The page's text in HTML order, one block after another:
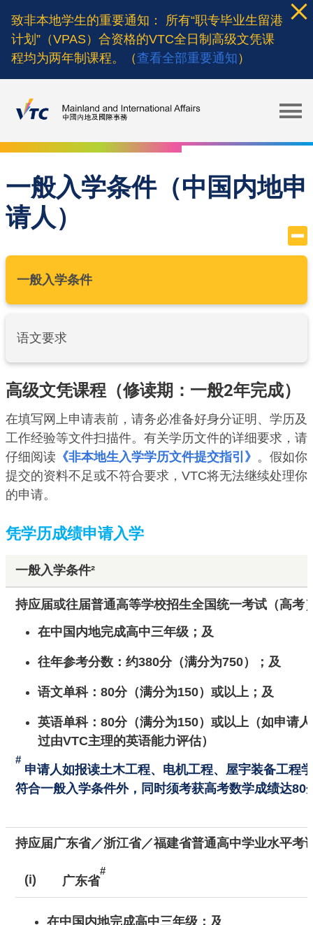
main
content
致非本地学生的重要通知： 所有“职专毕业生留港
计划”（VPAS）合资格的VTC全日制高级文凭课
程均为两年制课程。（ 查看全部重要通知 ）
一般入学条件（中国内地申
请人）
一般入学条件
语文要求
高级文凭课程（修读期：一般2年完成）
在填写网上申请表前，请务必准备好身分证明、学历及
工作经验等文件扫描件。有关学历文件的详细要求，请
仔细阅读 《非本地生入学学历文件提交指引》 。假如你
提交的资料不足或不符合要求，VTC将无法继续处理你
的申请。
凭学历成绩申请入学
一般入学条件²
持应届或往届普通高等学校招生全国统一考试（高考
在中国内地完成高中三年级；及
往年参考分数：约380分（满分为750）；及
语文单科：80分（满分为150）或以上；及
英语单科：80分（满分为150）或以上（如申请
过由VTC主理的英语能力评估）
#
申请人如报读土木工程、电机工程、屋宇装备工程
符合一般入学条件外，同时须考获高考数学成绩达80
持应届广东省／浙江省／福建省普通高中学业水平考
(i) 广东省
#
在中国内地完成高中三年级；及